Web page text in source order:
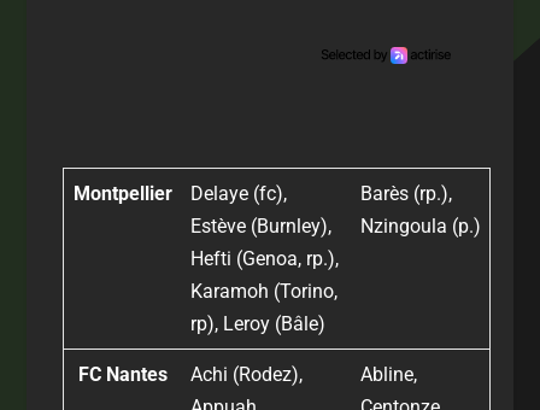
Montpellier
Delaye (fc),
Estève (Burnley),
Hefti (Genoa, rp.),
Karamoh (Torino,
rp), Leroy (Bâle)
Barès (rp.),
Nzingoula (p.)
FC Nantes
Achi (Rodez),
Abline,